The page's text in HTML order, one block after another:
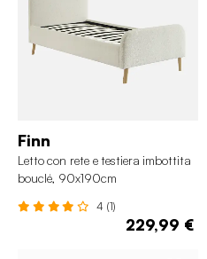
Finn
Letto con rete e testiera imbottita
bouclé, 90x190cm
4 (1)
229,99 €